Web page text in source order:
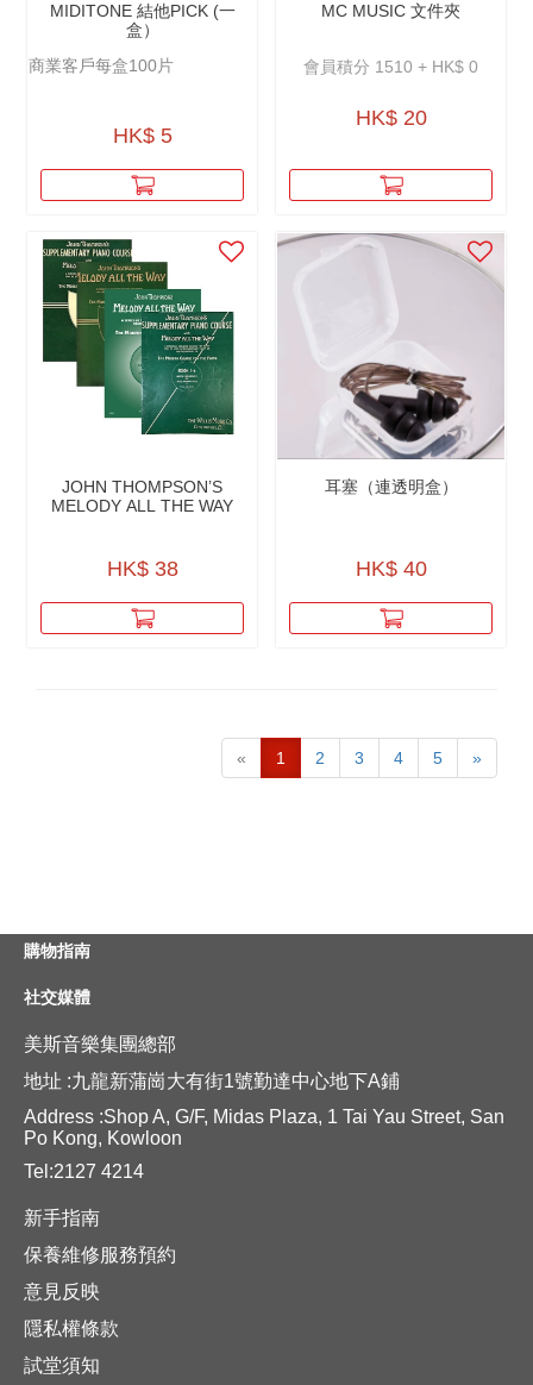
MIDITONE 結他PICK (一
盒）
商業客戶每盒100片
HK$ 5
MC MUSIC 文件夾
會員積分 1510 + HK$ 0
HK$ 20
JOHN THOMPSON’S
MELODY ALL THE WAY
HK$ 38
耳塞（連透明盒）
HK$ 40
« 1 2 3 4 5 »
購物指南
社交媒體
美斯音樂集團總部
地址 :九龍新蒲崗大有街1號勤達中心地下A鋪
Address :Shop A, G/F, Midas Plaza, 1 Tai Yau Street, San
Po Kong, Kowloon
Tel:2127 4214
新手指南
保養維修服務預約
意見反映
隱私權條款
試堂須知